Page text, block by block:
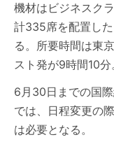
機材はビジネスク
計335席を配置し
る。所要時間は東
スト発が9時間10分
6月30日までの国
では、日程変更の
は必要となる。